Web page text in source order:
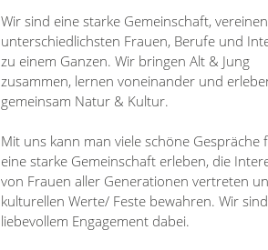
Wir sind eine starke Gemeinschaft,
unterschiedlichsten Frauen, Berufe und
zu einem Ganzen. Wir bringen Alt & Jung
zusammen, lernen voneinander und
gemeinsam Natur & Kultur.
Mit uns kann man viele schöne Gespräche
eine starke Gemeinschaft erleben, die
von Frauen aller Generationen vertreten
kulturellen Werte/ Feste bewahren. Wir
liebevollem Engagement dabei.